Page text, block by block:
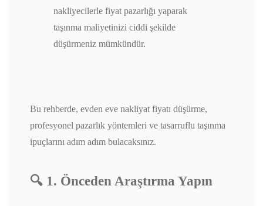
nakliyecilerle fiyat pazarlığı yaparak
taşınma maliyetinizi ciddi şekilde
düşürmeniz mümkündür.
Bu rehberde, evden eve nakliyat fiyatı düşürme,
profesyonel pazarlık yöntemleri ve tasarruflu taşınma
ipuçlarını adım adım bulacaksınız.
🔍 1. Önceden Araştırma Yapın